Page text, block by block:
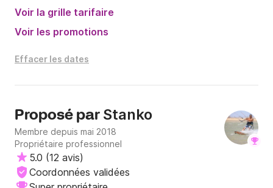
Voir la grille tarifaire
Voir les promotions
Effacer les dates
Proposé par Stanko
Membre depuis mai 2018
Propriétaire professionnel
5.0 (12 avis)
Coordonnées validées